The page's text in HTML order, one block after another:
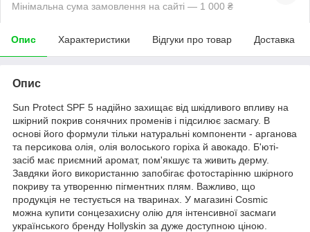
Мінімальна сума замовлення на сайті — 1 000 ₴
Опис Характеристики Відгуки про товар Доставка
Опис
Sun Protect SPF 5 надійно захищає від шкідливого впливу на
шкірний покрив сонячних променів і підсилює засмагу. В
основі його формули тільки натуральні компоненти - арганова
та персикова олія, олія волоського горіха й авокадо. Б'юті-
засіб має приємний аромат, пом'якшує та живить дерму.
Завдяки його використанню запобігає фотостарінню шкірного
покриву та утворенню пігментних плям. Важливо, що
продукція не тестується на тваринах. У магазині Cosmic
можна купити сонцезахисну олію для інтенсивної засмаги
українського бренду Hollyskin за дуже доступною ціною.